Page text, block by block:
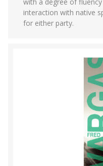
interaction with native
for either party.